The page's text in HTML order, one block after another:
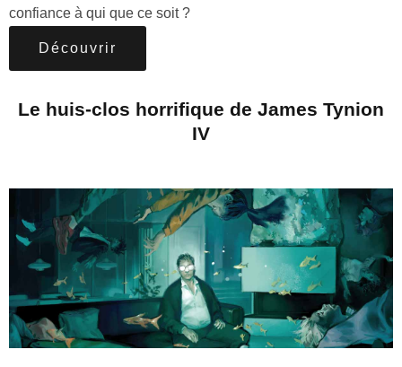
confiance à qui que ce soit ?
Découvrir
Le huis-clos horrifique de James Tynion
IV